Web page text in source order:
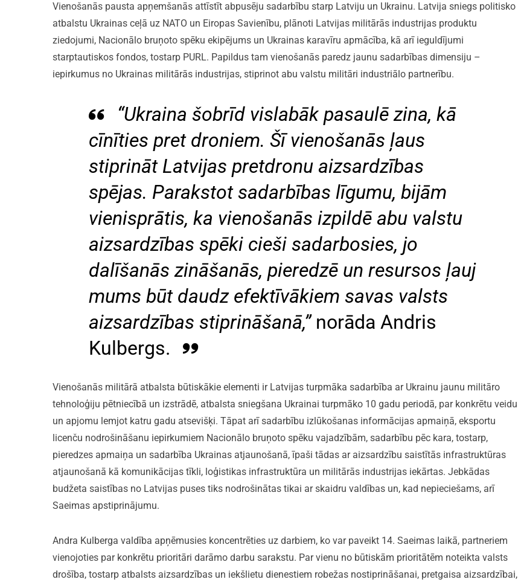
Vienošanās pausta apņemšanās attīstīt abpusēju sadarbību starp Latviju un Ukrainu. Latvija sniegs politisko
atbalstu Ukrainas ceļā uz NATO un Eiropas Savienību, plānoti Latvijas militārās industrijas produktu
ziedojumi, Nacionālo bruņoto spēku ekipējums un Ukrainas karavīru apmācība, kā arī ieguldījumi
starptautiskos fondos, tostarp PURL. Papildus tam vienošanās paredz jaunu sadarbības dimensiju –
iepirkumus no Ukrainas militārās industrijas, stiprinot abu valstu militāri industriālo partnerību.
“Ukraina šobrīd vislabāk pasaulē zina, kā
cīnīties pret droniem. Šī vienošanās ļaus
stiprināt Latvijas pretdronu aizsardzības
spējas. Parakstot sadarbības līgumu, bijām
vienisprātis, ka vienošanās izpildē abu valstu
aizsardzības spēki cieši sadarbosies, jo
dalīšanās zināšanās, pieredzē un resursos ļauj
mums būt daudz efektīvākiem savas valsts
aizsardzības stiprināšanā,”norāda Andris
Kulbergs.
Vienošanās militārā atbalsta būtiskākie elementi ir Latvijas turpmāka sadarbība ar Ukrainu jaunu militāro
tehnoloģiju pētniecībā un izstrādē, atbalsta sniegšana Ukrainai turpmāko 10 gadu periodā, par konkrētu veidu
un apjomu lemjot katru gadu atsevišķi. Tāpat arī sadarbību izlūkošanas informācijas apmaiņā, eksportu
licenču nodrošināšanu iepirkumiem Nacionālo bruņoto spēku vajadzībām, sadarbību pēc kara, tostarp,
pieredzes apmaiņa un sadarbība Ukrainas atjaunošanā, īpaši tādas ar aizsardzību saistītās infrastruktūras
atjaunošanā kā komunikācijas tīkli, loģistikas infrastruktūra un militārās industrijas iekārtas. Jebkādas
budžeta saistības no Latvijas puses tiks nodrošinātas tikai ar skaidru valdības un, kad nepieciešams, arī
Saeimas apstiprinājumu.
Andra Kulberga valdība apņēmusies koncentrēties uz darbiem, ko var paveikt 14. Saeimas laikā, partneriem
vienojoties par konkrētu prioritāri darāmo darbu sarakstu. Par vienu no būtiskām prioritātēm noteikta valsts
drošība, tostarp atbalsts aizsardzības un iekšlietu dienestiem robežas nostiprināšanai, pretgaisa aizsardzībai,